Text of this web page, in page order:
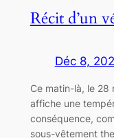
Récit d’un
Déc 8,
Ce matin-là, le 28
affiche une
conséquence,
sous-vêtement